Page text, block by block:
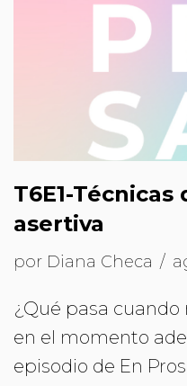
T6E1-
asertiva
por Diana Checa
¿Qué pasa cuando
en el momento
episodio de En